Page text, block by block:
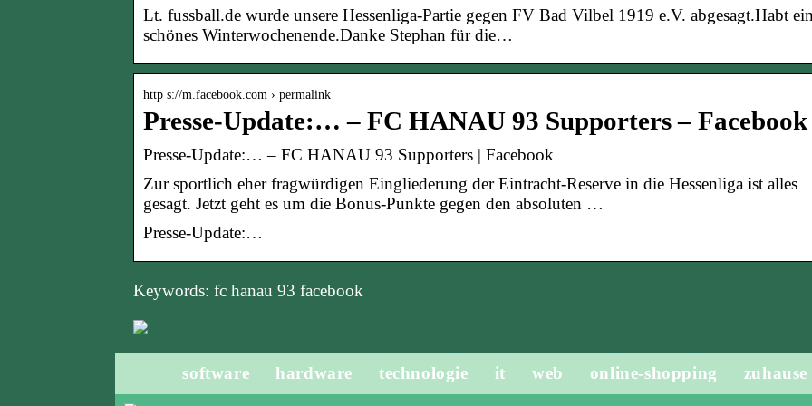
Lt. fussball.de wurde unsere Hessenliga-Partie gegen FV Bad Vilbel 1919 e.V. abgesagt.Habt ein
schönes Winterwochenende.Danke Stephan für die…
http s://m.facebook.com › permalink
Presse-Update:… – FC HANAU 93 Supporters – Facebook
Presse-Update:… – FC HANAU 93 Supporters | Facebook
Zur sportlich eher fragwürdigen Eingliederung der Eintracht-Reserve in die Hessenliga ist alles
gesagt. Jetzt geht es um die Bonus-Punkte gegen den absoluten …
Presse-Update:…
Keywords: fc hanau 93 facebook
software hardware technologie it web online-shopping zuhause